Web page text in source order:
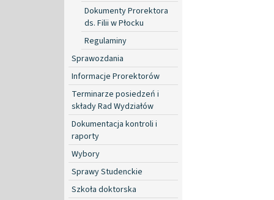
Dokumenty Prorektora
ds. Filii w Płocku
Regulaminy
Sprawozdania
Informacje Prorektorów
Terminarze posiedzeń i
składy Rad Wydziałów
Dokumentacja kontroli i
raporty
Wybory
Sprawy Studenckie
Szkoła doktorska